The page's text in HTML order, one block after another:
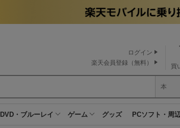
買
ログイン
楽天会員登録（無料）
本
DVD・ブルーレイ ゲーム グッズ PCソフト・周